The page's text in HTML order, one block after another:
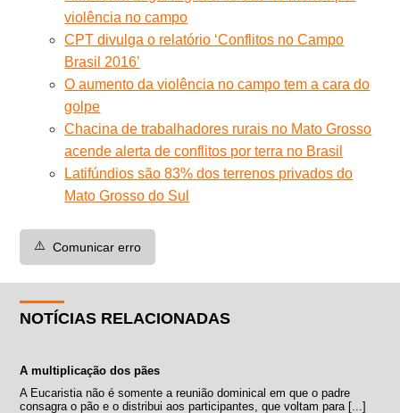
violência no campo
CPT divulga o relatório ‘Conflitos no Campo
Brasil 2016’
O aumento da violência no campo tem a cara do
golpe
Chacina de trabalhadores rurais no Mato Grosso
acende alerta de conflitos por terra no Brasil
Latifúndios são 83% dos terrenos privados do
Mato Grosso do Sul
⚠️ Comunicar erro
NOTÍCIAS RELACIONADAS
A multiplicação dos pães
A Eucaristia não é somente a reunião dominical em que o padre
consagra o pão e o distribui aos participantes, que voltam para [...]